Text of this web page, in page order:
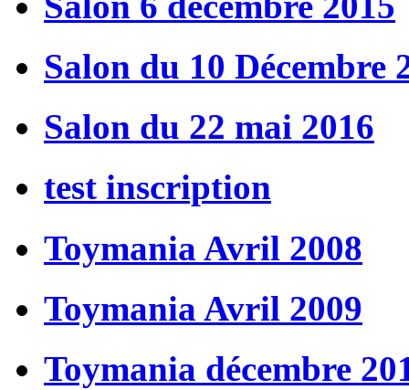
Salon du 10 Décembre
Salon du 22 mai 2016
test inscription
Toymania Avril 2008
Toymania Avril 2009
Toymania décembre